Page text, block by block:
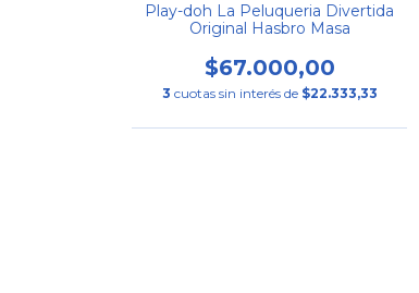
Play-doh La Peluqueria Divertida
Original Hasbro Masa
$67.000,00
3 cuotas sin interés de $22.333,33